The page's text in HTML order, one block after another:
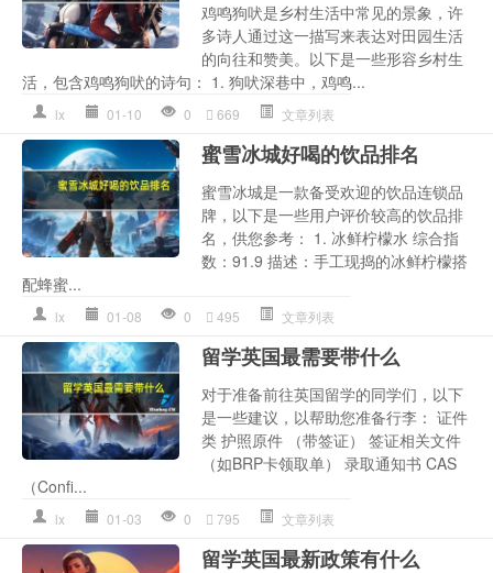
鸡鸣狗吠是乡村生活中常见的景象，许
多诗人通过这一描写来表达对田园生活
的向往和赞美。以下是一些形容乡村生
活，包含鸡鸣狗吠的诗句： 1. 狗吠深巷中，鸡鸣...
lx 01-10 0 669 文章列表
蜜雪冰城好喝的饮品排名
蜜雪冰城是一款备受欢迎的饮品连锁品
牌，以下是一些用户评价较高的饮品排
名，供您参考： 1. 冰鲜柠檬水 综合指
数：91.9 描述：手工现捣的冰鲜柠檬搭
配蜂蜜...
lx 01-08 0 495 文章列表
留学英国最需要带什么
对于准备前往英国留学的同学们，以下
是一些建议，以帮助您准备行李： 证件
类 护照原件 （带签证） 签证相关文件
（如BRP卡领取单） 录取通知书 CAS
（Confi...
lx 01-03 0 795 文章列表
留学英国最新政策有什么